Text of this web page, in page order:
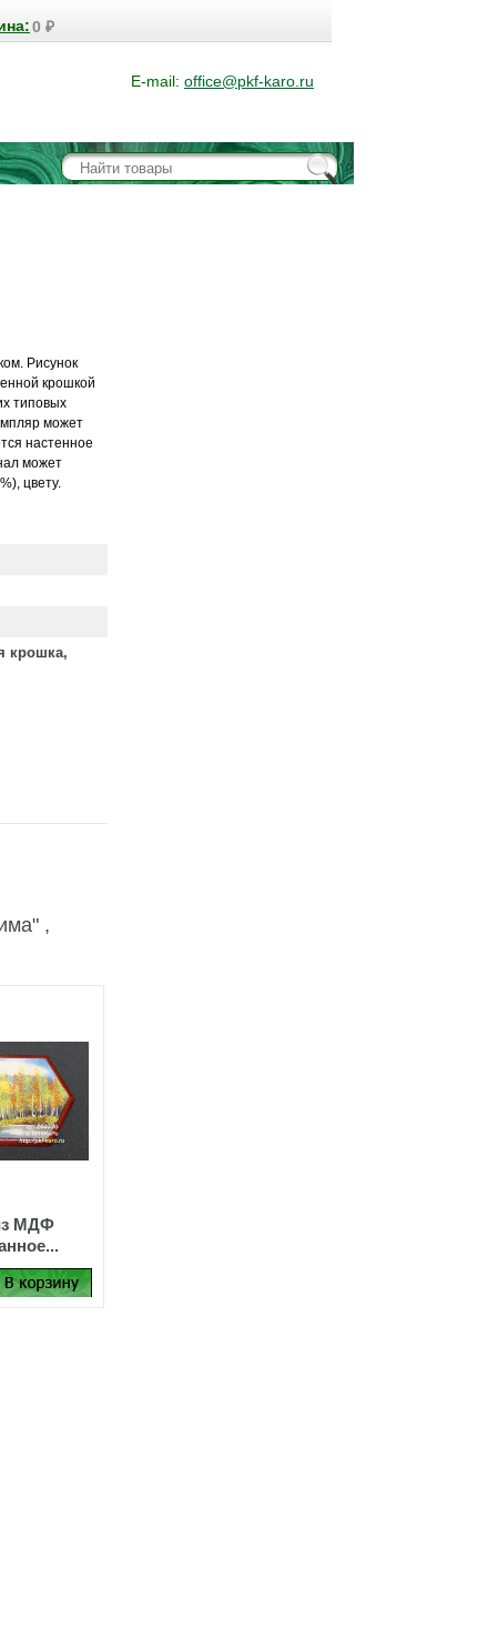
0 ₽
E-mail: office@pkf-karo.ru
Рисунок
крошкой
типовых
может
настенное
может
цвету.
крошка,
,
МДФ